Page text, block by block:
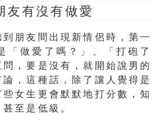
友有沒有做愛
朋友間出現新情侶時，第一
「做愛了嗎？」、「打砲了
，要是沒有，就開始說男的
，這種話，除了讓人覺得是
女生更會默默地打分數，知
至是低級。